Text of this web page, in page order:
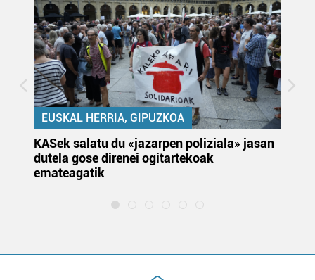
EUSKAL HERRIA, GIPUZKOA
KASek salatu du «jazarpen poliziala» jasan
dutela gose direnei ogitartekoak
emateagatik